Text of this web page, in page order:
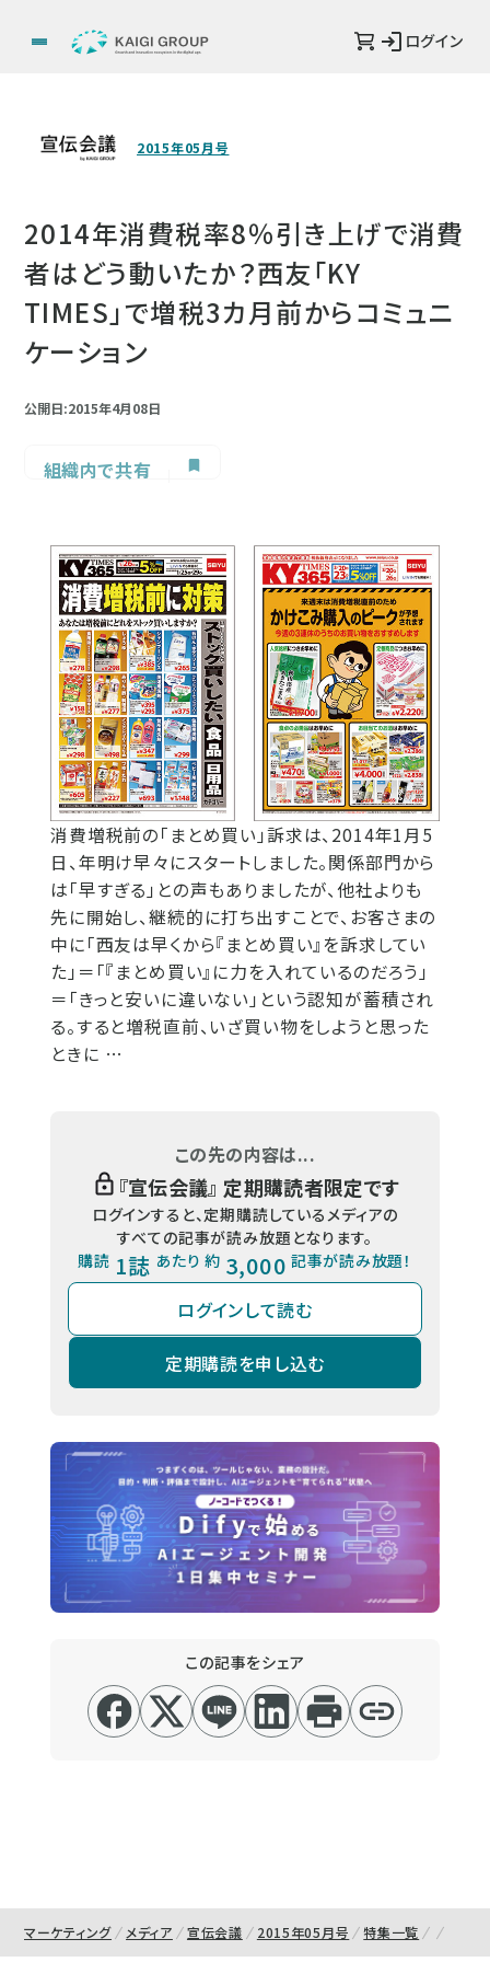
ログイン
2015年05月号
2014年消費税率8％引き上げで消費
者はどう動いたか？西友「KY
TIMES」で増税3カ月前からコミュニ
ケーション
公開日:2015年4月08日
組織内で共有
消費増税前の「まとめ買い」訴求は、2014年1月5
日、年明け早々にスタートしました。関係部門から
は「早すぎる」との声もありましたが、他社よりも
先に開始し、継続的に打ち出すことで、お客さまの
中に「西友は早くから『まとめ買い』を訴求してい
た」＝「『まとめ買い』に力を入れているのだろう」
＝「きっと安いに違いない」という認知が蓄積され
る。すると増税直前、いざ買い物をしようと思った
ときに …
この先の内容は...
『宣伝会議』 定期購読者限定です
ログインすると、定期購読しているメディアの
すべての記事が読み放題となります。
購読 1誌 あたり 約 3,000 記事が読み放題！
ログインして読む
定期購読を申し込む
この記事をシェア
マーケティング メディア 宣伝会議 2015年05月号 特集一覧